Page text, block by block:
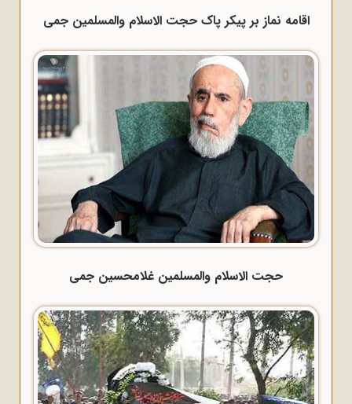
اقامه نماز بر پیکر پاک حجت الاسلام والمسلمین جمی
حجت الاسلام والمسلمین غلامحسین جمی